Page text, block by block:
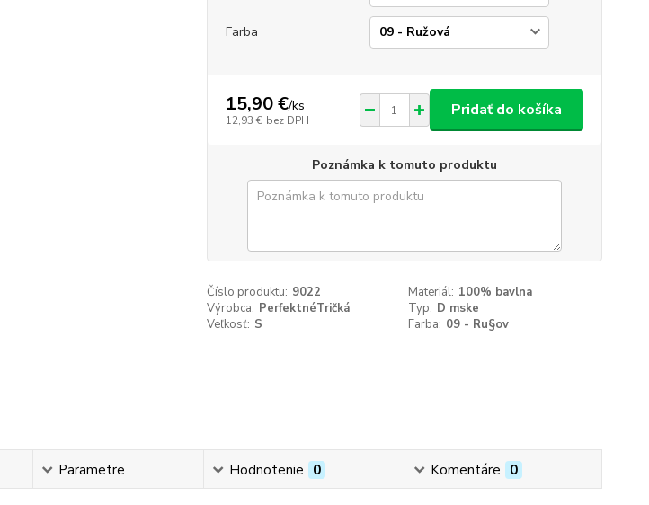
Farba
15,90 €/ks
12,93 € bez DPH
Pridať do košíka
Poznámka k tomuto produktu
Číslo produktu: 9022 Materiál: 100% bavlna
Výrobca: PerfektnéTričká Typ: D mske
Veľkosť: S Farba: 09 - Ru§ov
Parametre Hodnotenie 0 Komentáre 0